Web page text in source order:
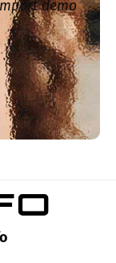
demo